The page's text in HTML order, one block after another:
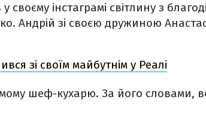
своєму інстаграмі світлину з
Андрій зі своєю дружиною
зі своїм майбутнім у Реалі
шеф-кухарю. За його словами,